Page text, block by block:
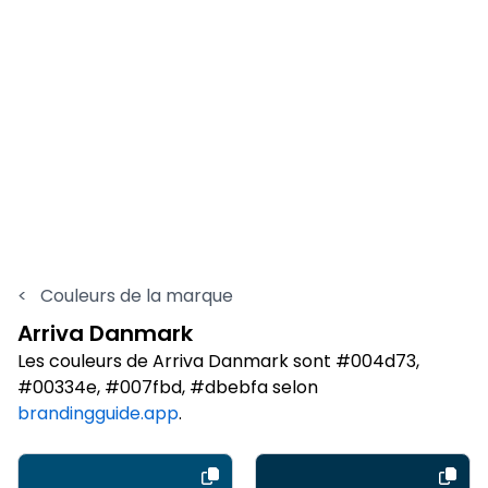
< Couleurs de la marque
Arriva Danmark
Les couleurs de Arriva Danmark sont #004d73,
#00334e, #007fbd, #dbebfa selon
brandingguide.app.